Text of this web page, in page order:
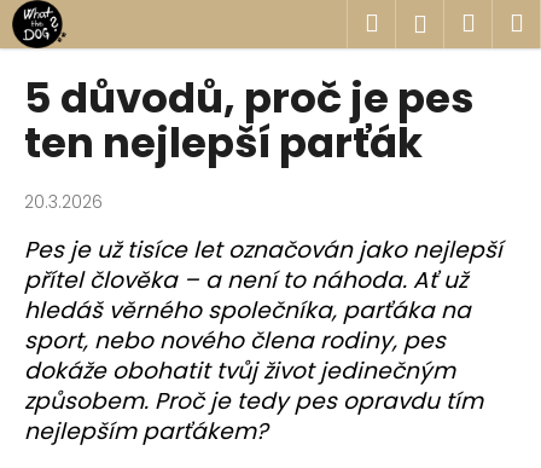
Přejít
na
obsah
Hledat
5 důvodů, proč je pes
ten nejlepší parťák
20.3.2026
Pes je už tisíce let označován jako nejlepší
přítel člověka – a není to náhoda. Ať už
hledáš věrného společníka, parťáka na
sport, nebo nového člena rodiny, pes
dokáže obohatit tvůj život jedinečným
způsobem. Proč je tedy pes opravdu tím
nejlepším parťákem?
K
o
C
o
p
t
ř
e
b
u
j
e